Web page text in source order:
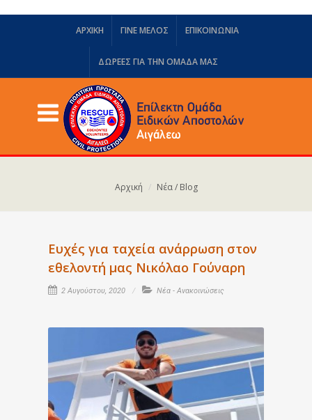
ΑΡΧΙΚΗ ΓΙΝΕ ΜΕΛΟΣ ΕΠΙΚΟΙΝΩΝΙΑ
ΔΩΡΕΈΣ ΓΙΑ ΤΗΝ ΟΜΆΔΑ ΜΑΣ
Αρχική Νέα / Blog
Ευχές για ταχεία ανάρρωση στον
εθελοντή μας Νικόλαο Γούναρη
2 Αυγούστου, 2020 Νέα - Ανακοινώσεις